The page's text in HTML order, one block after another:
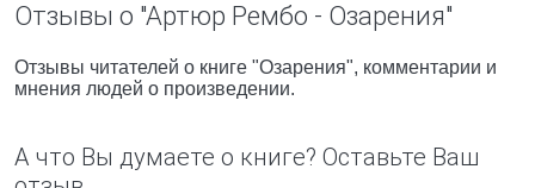
Отзывы о "Артюр Рембо - Озарения"
Отзывы читателей о книге "Озарения", комментарии и
мнения людей о произведении.
А что Вы думаете о книге? Оставьте Ваш